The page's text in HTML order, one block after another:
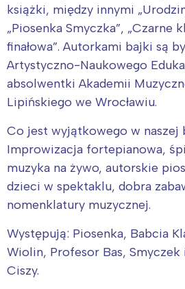
książki, między innymi
„Piosenka Smyczka”, „Czarne
finałowa”. Autorkami bajki są
Artystyczno-Naukowego
absolwentki Akademii
Lipińskiego we Wrocławiu.
Co jest wyjątkowego w naszej
Improwizacja fortepianowa,
muzyka na żywo, autorskie
dzieci w spektaklu, dobra
nomenklatury muzycznej.
Występują: Piosenka, Babcia
Wiolin, Profesor Bas, Smyczek
Ciszy.